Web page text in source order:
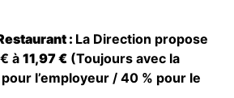
: La Direction propose
à 11,97 € (Toujours avec la
l’employeur / 40 % pour le